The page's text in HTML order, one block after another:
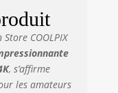
: Bluetooth
:COOLPIX
, s’affirme
les amateurs